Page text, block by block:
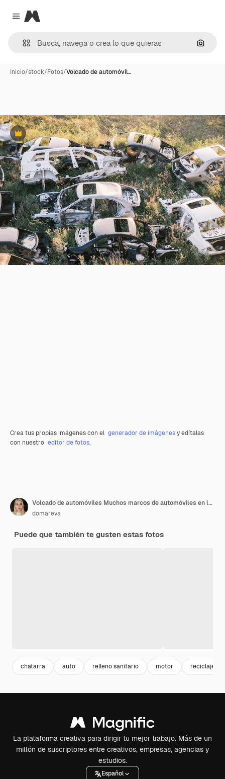
Close menu
Magnific
Inicio/stock/Fotos/Volcado de automóvil…
Premium
Crea tus propias imágenes con el generador de imágenesy edítalas
con nuestro editor de fotos.
Volcado de automóviles Muchos marcos de automóviles en los que ha brotado la hierba yacen en el suelo
domareva
Puede que también te gusten estas fotos
chatarra auto relleno sanitario motor reciclaje
La plataforma creativa para dirigir tu mejor trabajo. Más de un
millón de suscriptores entre creativos, empresas, agencias y
estudios.
Español